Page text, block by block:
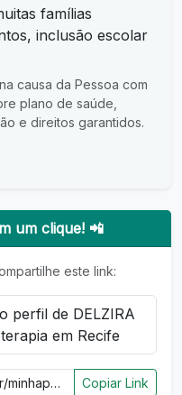
famílias
inclusão escolar
causa da Pessoa com
plano de saúde,
e direitos garantidos.
um clique! 📲
este link:
Copiar Link